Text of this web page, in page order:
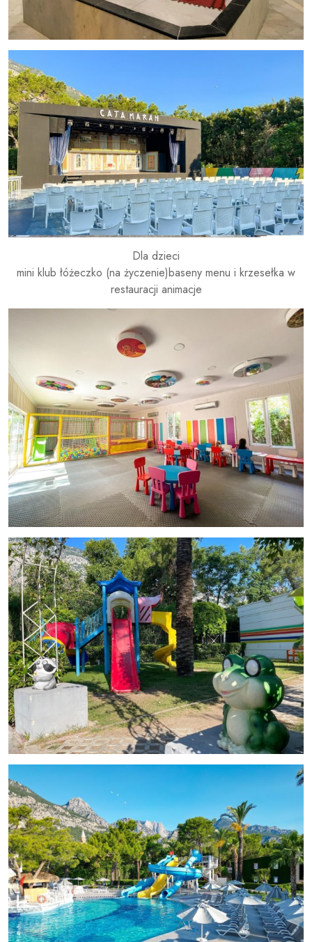
Dla dzieci
mini klub łóżeczko (na życzenie)baseny menu i krzesełka w
restauracji animacje